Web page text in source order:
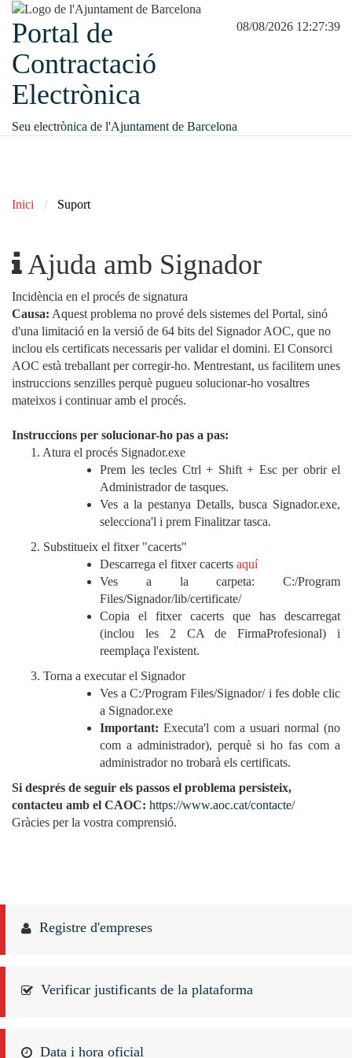
08/08/2026 12:27:39
Portal de
Contractació
Electrònica
Seu electrònica de l'Ajuntament de Barcelona
Inici Suport
Ajuda amb Signador
Incidència en el procés de signatura
Causa: Aquest problema no prové dels sistemes del Portal, sinó
d'una limitació en la versió de 64 bits del Signador AOC, que no
inclou els certificats necessaris per validar el domini. El Consorci
AOC està treballant per corregir-ho. Mentrestant, us facilitem unes
instruccions senzilles perquè pugueu solucionar-ho vosaltres
mateixos i continuar amb el procés.
Instruccions per solucionar-ho pas a pas:
1. Atura el procés Signador.exe
Prem les tecles Ctrl + Shift + Esc per obrir el
Administrador de tasques.
Ves a la pestanya Detalls, busca Signador.exe,
selecciona'l i prem Finalitzar tasca.
2. Substitueix el fitxer "cacerts"
Descarrega el fitxer cacerts aquí
Ves a la carpeta: C:/Program
Files/Signador/lib/certificate/
Copia el fitxer cacerts que has descarregat
(inclou les 2 CA de FirmaProfesional) i
reemplaça l'existent.
3. Torna a executar el Signador
Ves a C:/Program Files/Signador/ i fes doble clic
a Signador.exe
Important: Executa'l com a usuari normal (no
com a administrador), perquè si ho fas com a
administrador no trobarà els certificats.
Si després de seguir els passos el problema persisteix,
contacteu amb el CAOC: https://www.aoc.cat/contacte/
Gràcies per la vostra comprensió.
Registre d'empreses
Verificar justificants de la plataforma
Data i hora oficial